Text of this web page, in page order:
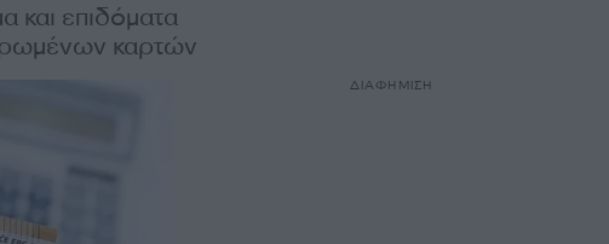
και επιδόματα
καρτών
ΔΙΑΦΗΜΙΣΗ